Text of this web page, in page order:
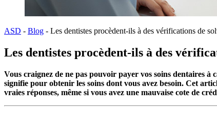
ASD - Blog - Les dentistes procèdent-ils à des vérifications de
Les dentistes procèdent-ils à des
Vous craignez de ne pas pouvoir payer vos soins dentaires à
signifie pour obtenir les soins dont vous avez besoin. Cet
vraies réponses, même si vous avez une mauvaise cote de